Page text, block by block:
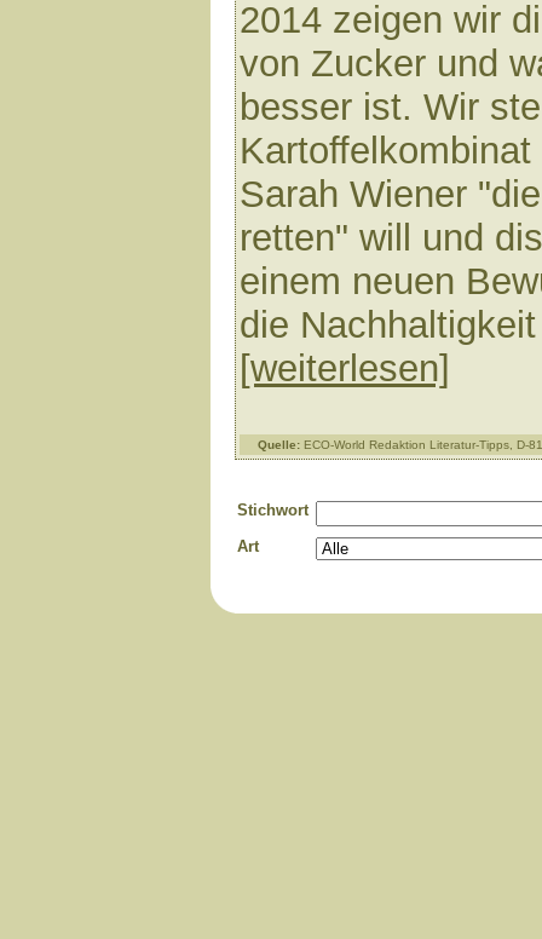
2014 zeigen wir
von Zucker und
besser ist. Wir
Sarah Wiener
retten" will und
einem neuen
die
[weiterlesen]
Quelle: ECO-World Redaktion Literatur-Tipps, D-
Stichwort
Art